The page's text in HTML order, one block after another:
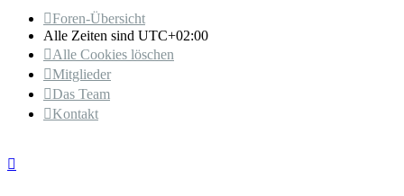
Foren-Übersicht
Alle Zeiten sind UTC+02:00
Alle Cookies löschen
Mitglieder
Das Team
Kontakt